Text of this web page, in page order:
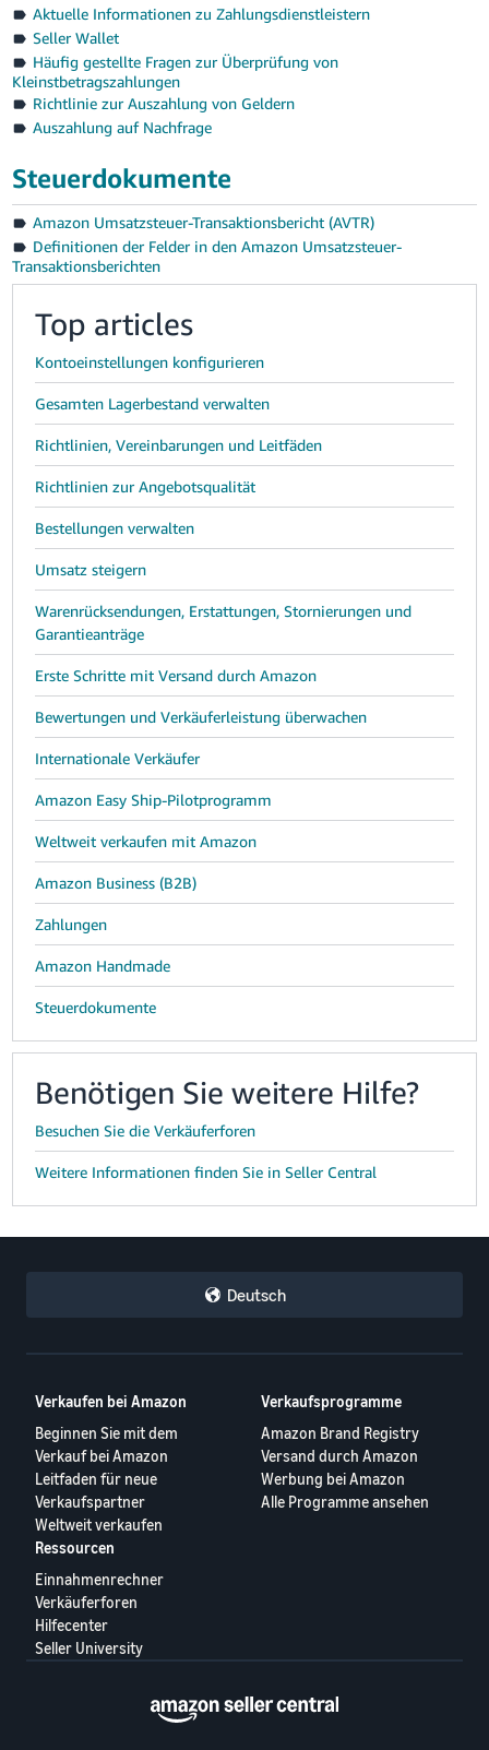
Aktuelle Informationen zu Zahlungsdienstleistern
Seller Wallet
Häufig gestellte Fragen zur Überprüfung von
Kleinstbetragszahlungen
Richtlinie zur Auszahlung von Geldern
Auszahlung auf Nachfrage
Steuerdokumente
Amazon Umsatzsteuer-Transaktionsbericht (AVTR)
Definitionen der Felder in den Amazon Umsatzsteuer-
Transaktionsberichten
Top articles
Kontoeinstellungen konfigurieren
Gesamten Lagerbestand verwalten
Richtlinien, Vereinbarungen und Leitfäden
Richtlinien zur Angebotsqualität
Bestellungen verwalten
Umsatz steigern
Warenrücksendungen, Erstattungen, Stornierungen und
Garantieanträge
Erste Schritte mit Versand durch Amazon
Bewertungen und Verkäuferleistung überwachen
Internationale Verkäufer
Amazon Easy Ship-Pilotprogramm
Weltweit verkaufen mit Amazon
Amazon Business (B2B)
Zahlungen
Amazon Handmade
Steuerdokumente
Benötigen Sie weitere Hilfe?
Besuchen Sie die Verkäuferforen
Weitere Informationen finden Sie in Seller Central
Deutsch
Verkaufen bei Amazon
Beginnen Sie mit dem
Verkauf bei Amazon
Leitfaden für neue
Verkaufspartner
Weltweit verkaufen
Verkaufsprogramme
Amazon Brand Registry
Versand durch Amazon
Werbung bei Amazon
Alle Programme ansehen
Ressourcen
Einnahmenrechner
Verkäuferforen
Hilfecenter
Seller University